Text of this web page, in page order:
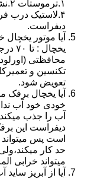
دیفراست.
آیا موتور
محافظتی
تکنسین و
تعویض شود.
آیا یخچال
خودی خود آب
آب را جذب
دیفراست این
است پس
حد کار
میتواند خرابی
آیا از آبریز